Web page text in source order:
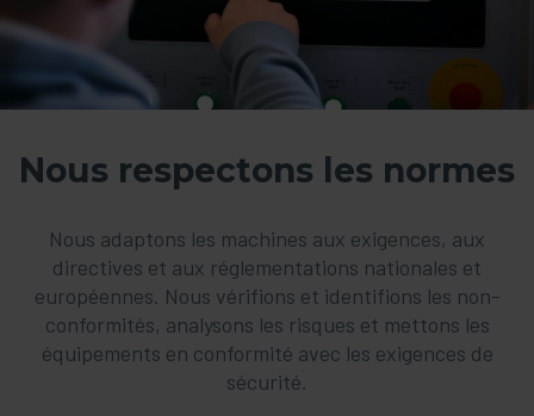
Nous respectons les normes
Nous adaptons les machines aux exigences, aux
directives et aux réglementations nationales et
européennes. Nous vérifions et identifions les non-
conformités, analysons les risques et mettons les
équipements en conformité avec les exigences de
sécurité.